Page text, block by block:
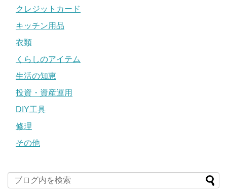
クレジットカード
キッチン用品
衣類
くらしのアイテム
生活の知恵
投資・資産運用
DIY工具
修理
その他